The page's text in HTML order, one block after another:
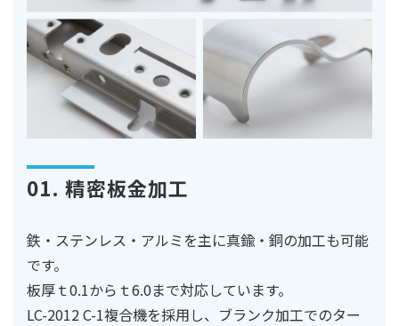
01. 精密板金加工
鉄・ステンレス・アルミを主に真鍮・銅の加工も可能
です。
板厚ｔ0.1からｔ6.0まで対応しています。
LC-2012 C-1複合機を採用し、ブランク加工でのター